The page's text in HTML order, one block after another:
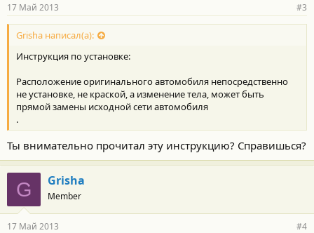
17 Май 2013 #3
Grisha написал(а):
Инструкция по установке:
Расположение оригинального автомобиля непосредственно
не установке, не краской, а изменение тела, может быть
прямой замены исходной сети автомобиля
.
Ты внимательно прочитал эту инструкцию? Справишься?
G Grisha
Member
17 Май 2013 #4